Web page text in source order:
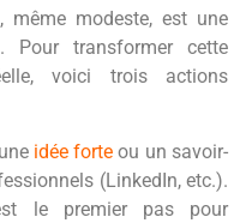
même modeste, est une
Pour transformer cette
voici trois actions
idée forte ou un savoir-
(LinkedIn, etc.).
le premier pas pour